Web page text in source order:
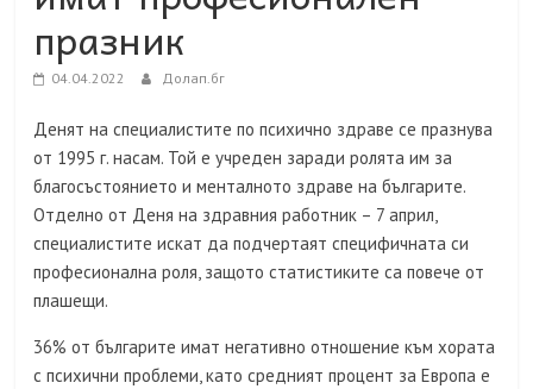
празник
04.04.2022 Долап.бг
Денят на специалистите по психично здраве се празнува
от 1995 г. насам. Той е учреден заради ролята им за
благосъстоянието и менталното здраве на българите.
Отделно от Деня на здравния работник – 7 април,
специалистите искат да подчертаят специфичната си
професионална роля, защото статистиките са повече от
плашещи.
36% от българите имат негативно отношение към хората
с психични проблеми, като средният процент за Европа е